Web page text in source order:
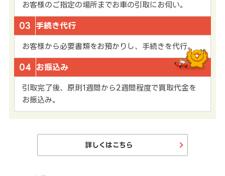
お客様のご指定の場所までお車の引取にお伺い。
03 手続き代行
お客様から必要書類をお預かりし、手続きを代行。
04 お振込み
引取完了後、原則1週間から2週間程度で買取代金を
お振込み。
詳しくはこちら